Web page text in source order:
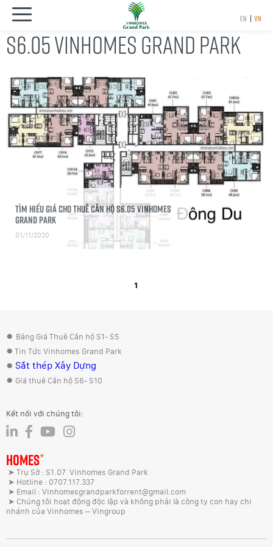
EN | VN
S6.05 VINHOMES GRAND PARK
Tìm hiểu giá cho thuê căn hộ S6.05 Vinhomes
Grand Park
01/11/2020
1
● Bảng Giá Thuê Căn hộ S1- S5
● Tin Tức Vinhomes Grand Park
● Sắt thép Xây Dựng
● Giá thuê Căn hộ S6- S10
Kết nối với chúng tôi:
HOMES+
➤ Trụ Sở : S1.07 Vinhomes Grand Park
➤ Hotline : 0707.117.337
➤ Email : Vinhomesgrandparkforrent@gmail.com
➤ Chúng tôi hoạt động độc lập và không phải là công ty con hay chi
nhánh của Vinhomes – Vingroup